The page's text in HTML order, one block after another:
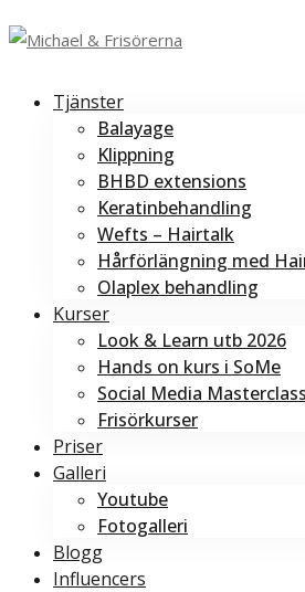
Tjänster
Balayage
Klippning
BHBD extensions
Keratinbehandling
Wefts – Hairtalk
Hårförlängning med
Olaplex behandling
Kurser
Look & Learn utb 2026
Hands on kurs i SoMe
Social Media Masterclass
Frisörkurser
Priser
Galleri
Youtube
Fotogalleri
Blogg
Influencers